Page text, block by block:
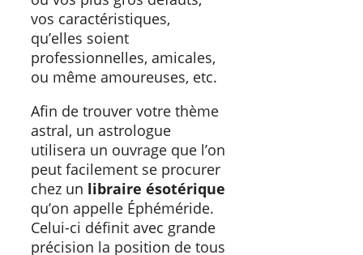
vos caractéristiques,
qu’elles soient
professionnelles, amicales,
ou même amoureuses, etc.
Afin de trouver votre thème
astral, un astrologue
utilisera un ouvrage que l’on
peut facilement se procurer
chez un libraire ésotérique
qu’on appelle Éphéméride.
Celui-ci définit avec grande
précision la position de tous